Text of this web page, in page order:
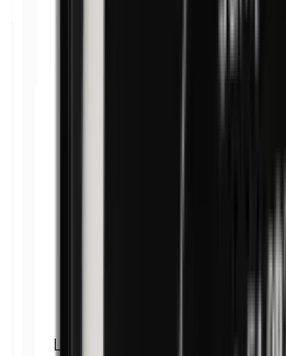
Lanolina (grasa de lana)